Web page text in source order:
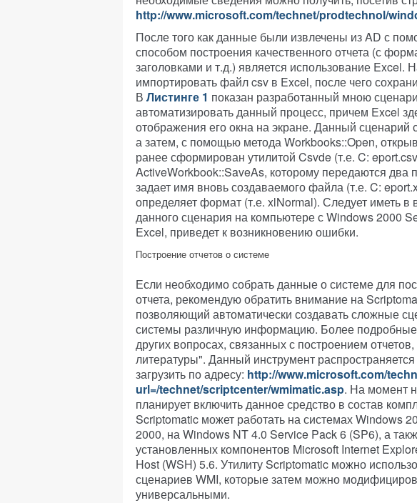
http://www.microsoft.com/technet/prodtechnol/
После того как данные были извлечены из AD с
способом построения качественного отчета (с
заголовками и т.д.) является использование
импортировать файл csv в Excel, после чего
В Листинге 1 показан разработанный мною
автоматизировать данный процесс, причем Excel
отображения его окна на экране. Данный сценарий
а затем, с помощью метода Workbooks::Open,
ранее сформирован утилитой Csvde (т.е. C:
ActiveWorkbook::SaveAs, которому передаются два
задает имя вновь создаваемого файла (т.е. C:
определяет формат (т.е. xlNormal). Следует иметь в
данного сценария на компьютере с Windows 2000
Excel, приведет к возникновению ошибки.
Построение отчетов о системе
Если необходимо собрать данные о системе для
отчета, рекомендую обратить внимание на
позволяющий автоматически создавать сложные
системы различную информацию. Более
других вопросах, связанных с построением
литературы". Данный инструмент
загрузить по адресу: http://www.microsoft.com/
url=/technet/scriptcenter/wmimatic.asp. На момент
планирует включить данное средство в состав
Scriptomatic может работать на системах Windows
2000, на Windows NT 4.0 Service Pack 6 (SP6), а
установленных компонентов Microsoft Internet
Host (WSH) 5.6. Утилиту Scriptomatic можно
сценариев WMI, которые затем можно
универсальными.